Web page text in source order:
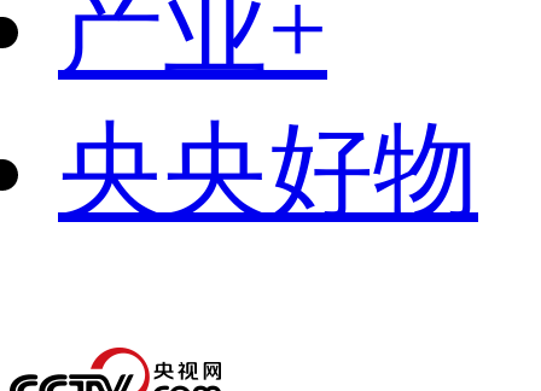
产业+
央央好物
下次自
录